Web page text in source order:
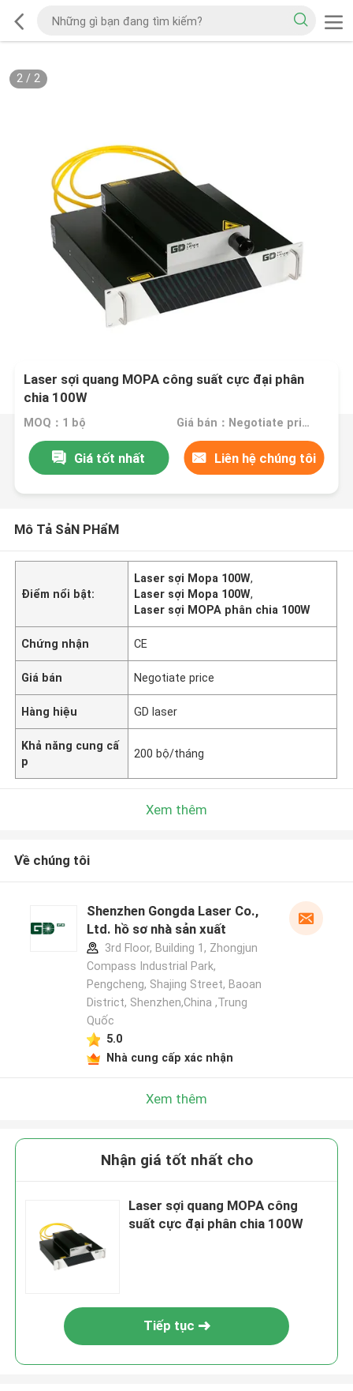
2/ 2
Laser sợi quang MOPA công suất cực đại phân
chia 100W
MOQ：1 bộ Giá bán：Negotiate price
Giá tốt nhất Liên hệ chúng tôi
Mô Tả SảN PHẩM
Điểm nổi bật:
Laser sợi Mopa 100W,
Laser sợi Mopa 100W,
Laser sợi MOPA phân chia 100W
Chứng nhận CE
Giá bán Negotiate price
Hàng hiệu GD laser
Khả năng cung cấ
p
200 bộ/tháng
Xem thêm
Về chúng tôi
Shenzhen Gongda Laser Co.,
Ltd. hồ sơ nhà sản xuất
3rd Floor, Building 1, Zhongjun
Compass Industrial Park,
Pengcheng, Shajing Street, Baoan
District, Shenzhen,China ,Trung
Quốc
5.0
Nhà cung cấp xác nhận
Xem thêm
Nhận giá tốt nhất cho
Laser sợi quang MOPA công
suất cực đại phân chia 100W
Tiếp tục